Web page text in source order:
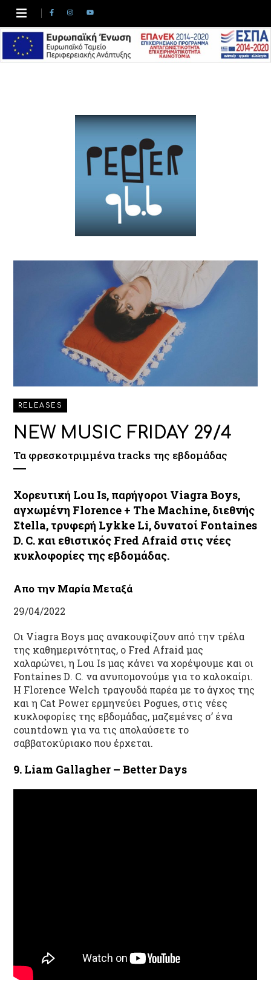
RELEASES
NEW MUSIC FRIDAY 29/4
Τα φρεσκοτριμμένα tracks της εβδομάδας
Χορευτική Lou Is, παρήγοροι Viagra Boys,
αγχωμένη Florence + The Machine, διεθνής
Σtella, τρυφερή Lykke Li, δυνατοί Fontaines
D. C. και εθιστικός Fred Afraid στις νέες
κυκλοφορίες της εβδομάδας.
Απο την Μαρία Μεταξά
29/04/2022
Οι Viagra Boysμας ανακουφίζουν από την τρέλα
της καθημερινότητας, ο Fred Afraid μας
χαλαρώνει, η Lou Isμας κάνει να χορέψουμε και οι
Fontaines D. C. να ανυπομονούμε για το καλοκαίρι.
H Florence Welch τραγουδά παρέα με το άγχος της
και η Cat Power ερμηνεύει Pogues, στις νέες
κυκλοφορίες της εβδομάδας, μαζεμένες σ’ ένα
countdown για να τις απολαύσετε το
σαββατοκύριακο που έρχεται.
9. Liam Gallagher – Better Days